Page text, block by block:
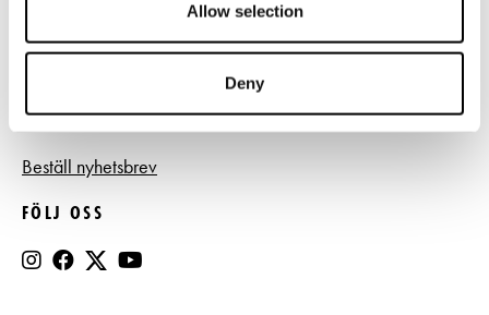
Allow selection
Deny
Jobba hos oss
BESTÄLL NYHETSBREV
Beställ nyhetsbrev
FÖLJ OSS